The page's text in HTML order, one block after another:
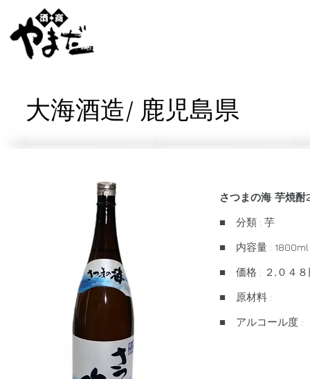
大海酒造/ 鹿児島県
さつまの海 芋焼酎
■ 分類 : 芋
■ 内容量 : 1800ml
■ 価格 : ２,０４８
■ 原材料 :
■ アルコール度 :